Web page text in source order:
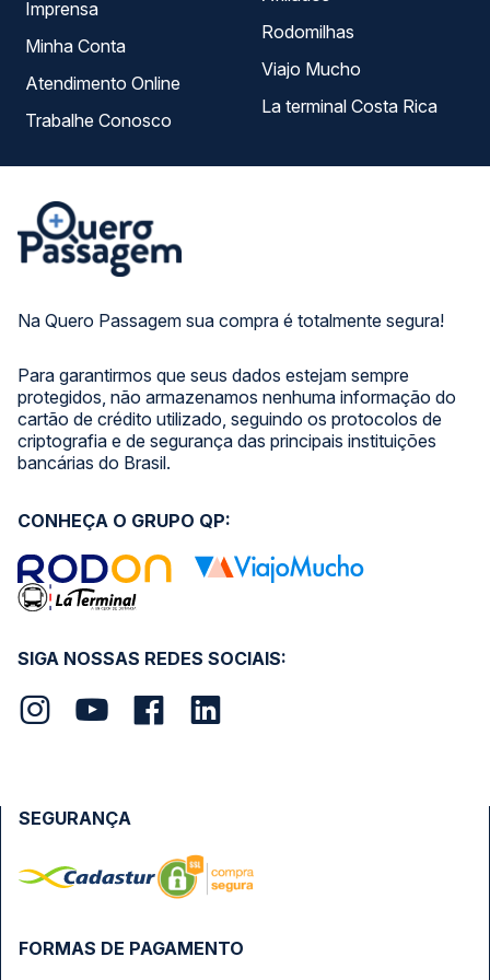
Na Quero Passagem sua compra é totalmente segura!
Para garantirmos que seus dados estejam sempre
protegidos, não armazenamos nenhuma informação do
cartão de crédito utilizado, seguindo os protocolos de
criptografia e de segurança das principais instituições
bancárias do Brasil.
Imprensa
Minha Conta
Atendimento Online
Trabalhe Conosco
Rodomilhas
Viajo Mucho
La terminal Costa Rica
SIGA NOSSAS REDES SOCIAIS:
CONHEÇA O GRUPO QP:
FORMAS DE PAGAMENTO
SEGURANÇA